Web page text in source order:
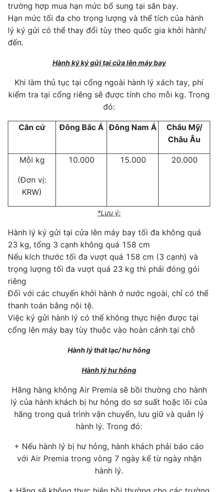
trường hợp mua hạn mức bổ sung tại sân bay.
Hạn mức tối đa cho trọng lượng và thể tích của hành
lý ký gửi có thể thay đổi tùy theo quốc gia khởi hành/
đến.
Hành ký ký gửi tại cửa lên máy bay
Khi làm thủ tục tại cổng ngoài hành lý xách tay, phí
kiểm tra tại cổng riêng sẽ được tính cho mỗi kg. Trong
đó:
Căn cứ Đông Bắc Á Đông Nam Á
Châu Mỹ/
Châu Âu
Mỗi kg
(Đơn vị:
KRW)
10.000 15.000 20.000
*Lưu ý:
Hành lý ký gửi tại cửa lên máy bay tối đa không quá
23 kg, tổng 3 cạnh không quá 158 cm
Nếu kích thước tối đa vượt quá 158 cm (3 cạnh) và
trọng lượng tối đa vượt quá 23 kg thì phải đóng gói
riêng
Đối với các chuyến khởi hành ở nước ngoài, chỉ có thể
thanh toán bằng nội tệ.
Việc ký gửi hành lý có thể không thực hiện được tại
cổng lên máy bay tùy thuộc vào hoàn cảnh tại chỗ
Hành lý thất lạc/ hư hỏng
Hành lý hư hỏng
Hãng hàng không Air Premia sẽ bồi thường cho hành
lý của hành khách bị hư hỏng do sơ suất hoặc lõi của
hãng trong quá trình vận chuyển, lưu giữ và quản lý
hành lý. Trong đó:
+ Nếu hành lý bị hư hỏng, hành khách phải báo cáo
với Air Premia trong vòng 7 ngày kể từ ngày nhận
hành lý.